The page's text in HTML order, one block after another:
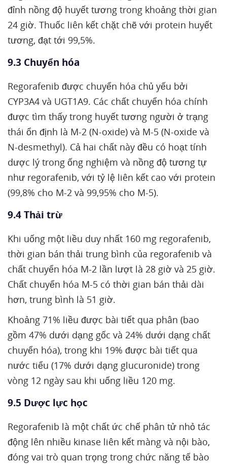
đỉnh nồng độ huyết tương trong khoảng thời gian
24 giờ. Thuốc liên kết chặt chẽ với protein huyết
tương, đạt tới 99,5%.
9.3 Chuyển hóa
Regorafenib được chuyển hóa chủ yếu bởi
CYP3A4 và UGT1A9. Các chất chuyển hóa chính
được tìm thấy trong huyết tương người ở trạng
thái ổn định là M-2 (N-oxide) và M-5 (N-oxide và
N-desmethyl). Cả hai chất này đều có hoạt tính
dược lý trong ống nghiệm và nồng độ tương tự
như regorafenib, với tỷ lệ liên kết cao với protein
(99,8% cho M-2 và 99,95% cho M-5).
9.4 Thải trừ
Khi uống một liều duy nhất 160 mg regorafenib,
thời gian bán thải trung bình của regorafenib và
chất chuyển hóa M-2 lần lượt là 28 giờ và 25 giờ.
Chất chuyển hóa M-5 có thời gian bán thải dài
hơn, trung bình là 51 giờ.
Khoảng 71% liều được bài tiết qua phân (bao
gồm 47% dưới dạng gốc và 24% dưới dạng chất
chuyển hóa), trong khi 19% được bài tiết qua
nước tiểu (17% dưới dạng glucuronide) trong
vòng 12 ngày sau khi uống liều 120 mg.
9.5 Dược lực học
Regorafenib là một chất ức chế phân tử nhỏ tác
động lên nhiều kinase liên kết màng và nội bào,
đóng vai trò quan trọng trong chức năng tế bào